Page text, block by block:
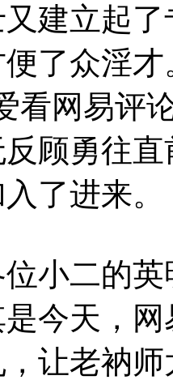
建立起
了众淫
看网易评
顾勇往
了进来。
二的英
今天，
让老衲